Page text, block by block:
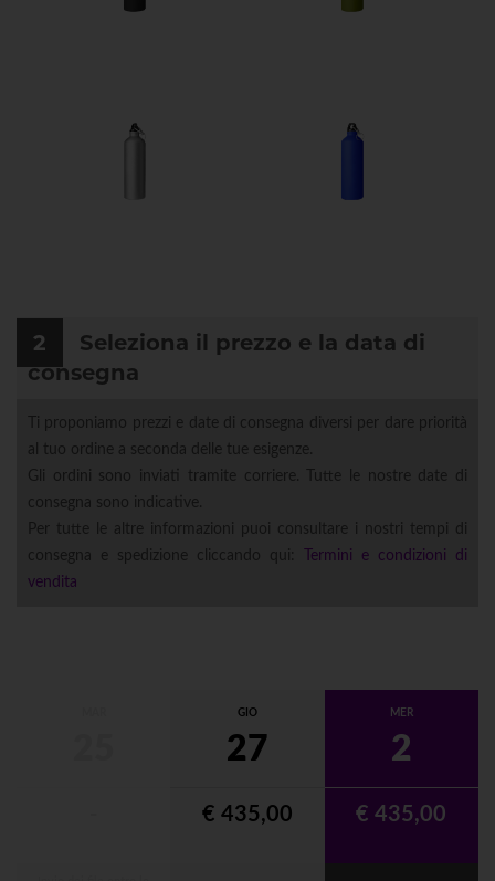
2
Seleziona il prezzo e la data di
consegna
Ti proponiamo prezzi e date di consegna diversi per dare priorità
al tuo ordine a seconda delle tue esigenze.
Gli ordini sono inviati tramite corriere. Tutte le nostre date di
consegna sono indicative.
Per tutte le altre informazioni puoi consultare i nostri tempi di
consegna e spedizione cliccando qui:
Termini e condizioni di
vendita
GIO
27
€ 435,00
MER
2
€ 435,00